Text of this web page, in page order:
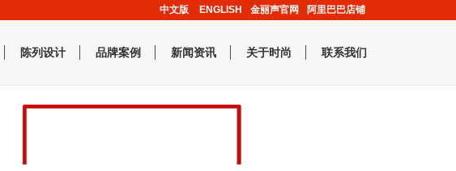
中文版 ENGLISH 金丽声官网 阿里巴巴店铺
陈列设计 品牌案例 新闻资讯 关于时尚 联系我们